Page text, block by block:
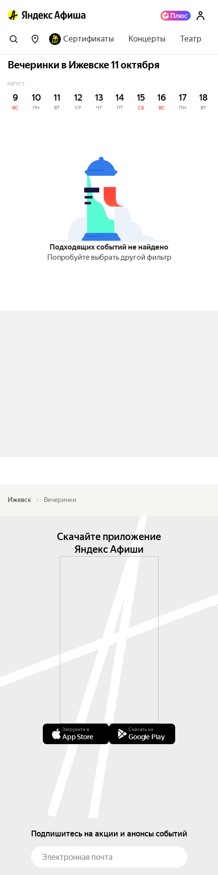
Сертификаты Концерты Театр
Вечеринки в Ижевске 11 октября
АВГУСТ
9
ВС
10
ПН
11
ВТ
12
СР
13
ЧТ
14
ПТ
15
СБ
16
ВС
17
ПН
18
ВТ
Подходящих событий не найдено
Попробуйте выбрать другой фильтр
Ижевск Вечеринки
Скачайте приложение
Яндекс Афиши
Загрузите в
App Store
Скачать из
Google Play
Подпишитесь на акции и анонсы событий